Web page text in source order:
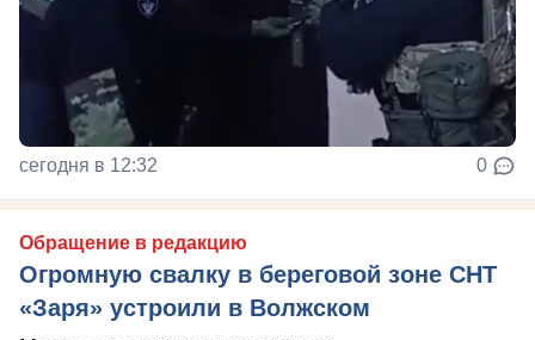
сегодня в 12:32 0
Обращение в редакцию
Огромную свалку в береговой зоне СНТ
«Заря» устроили в Волжском